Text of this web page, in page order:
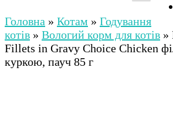
Зоомагазин для собак та котів |
аксесуари та догляд за
Україні
Головна » Котам » Годування
котів » Вологий корм для котів »
Fillets in Gravy Choice Chicken
куркою, пауч 85 г